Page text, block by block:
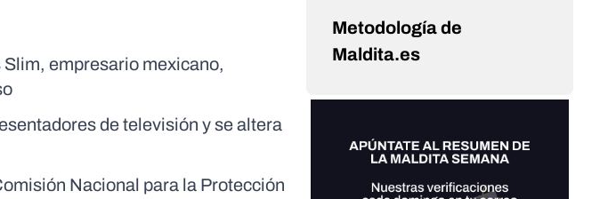
empresario mexicano,
de televisión y se altera
Nacional para la Protección
Metodología de
Maldita.es